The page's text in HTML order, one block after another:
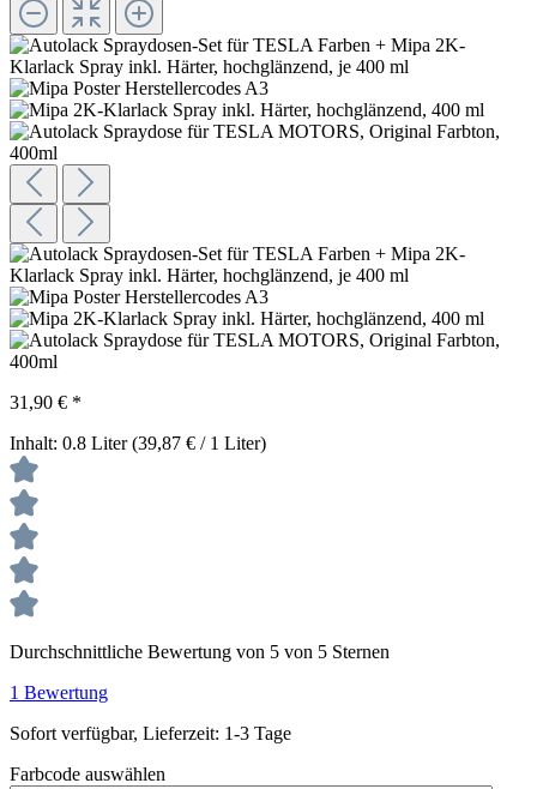
31,90 € *
Inhalt: 0.8 Liter(39,87 € / 1 Liter)
Durchschnittliche Bewertung von 5 von 5 Sternen
1 Bewertung
Sofort verfügbar, Lieferzeit: 1-3 Tage
Farbcode auswählen